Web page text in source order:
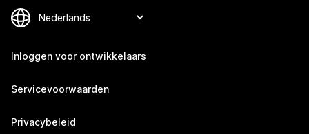
Inloggen voor ontwikkelaars
Servicevoorwaarden
Privacybeleid